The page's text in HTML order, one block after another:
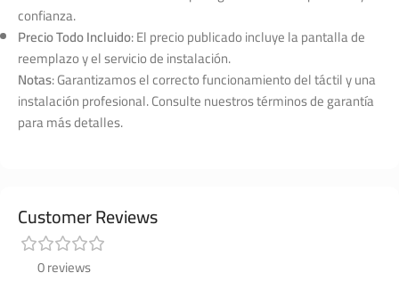
confianza.
Precio Todo Incluido: El precio publicado incluye la pantalla de
reemplazo y el servicio de instalación.
Notas: Garantizamos el correcto funcionamiento del táctil y una
instalación profesional. Consulte nuestros términos de garantía
para más detalles.
Customer Reviews
0 reviews